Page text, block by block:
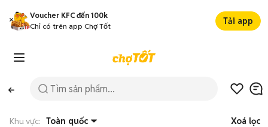
Voucher KFC đến 100k
Chỉ có trên app Chợ Tốt
Tải app
Khu vực: Toàn quốc Xoá lọc